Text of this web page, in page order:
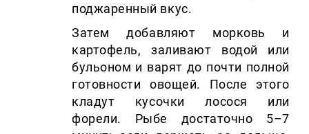
поджаренный вкус.
Затем добавляют морковь и
картофель, заливают водой или
бульоном и варят до почти полной
готовности овощей. После этого
кладут кусочки лосося или
форели. Рыбе достаточно 5–7